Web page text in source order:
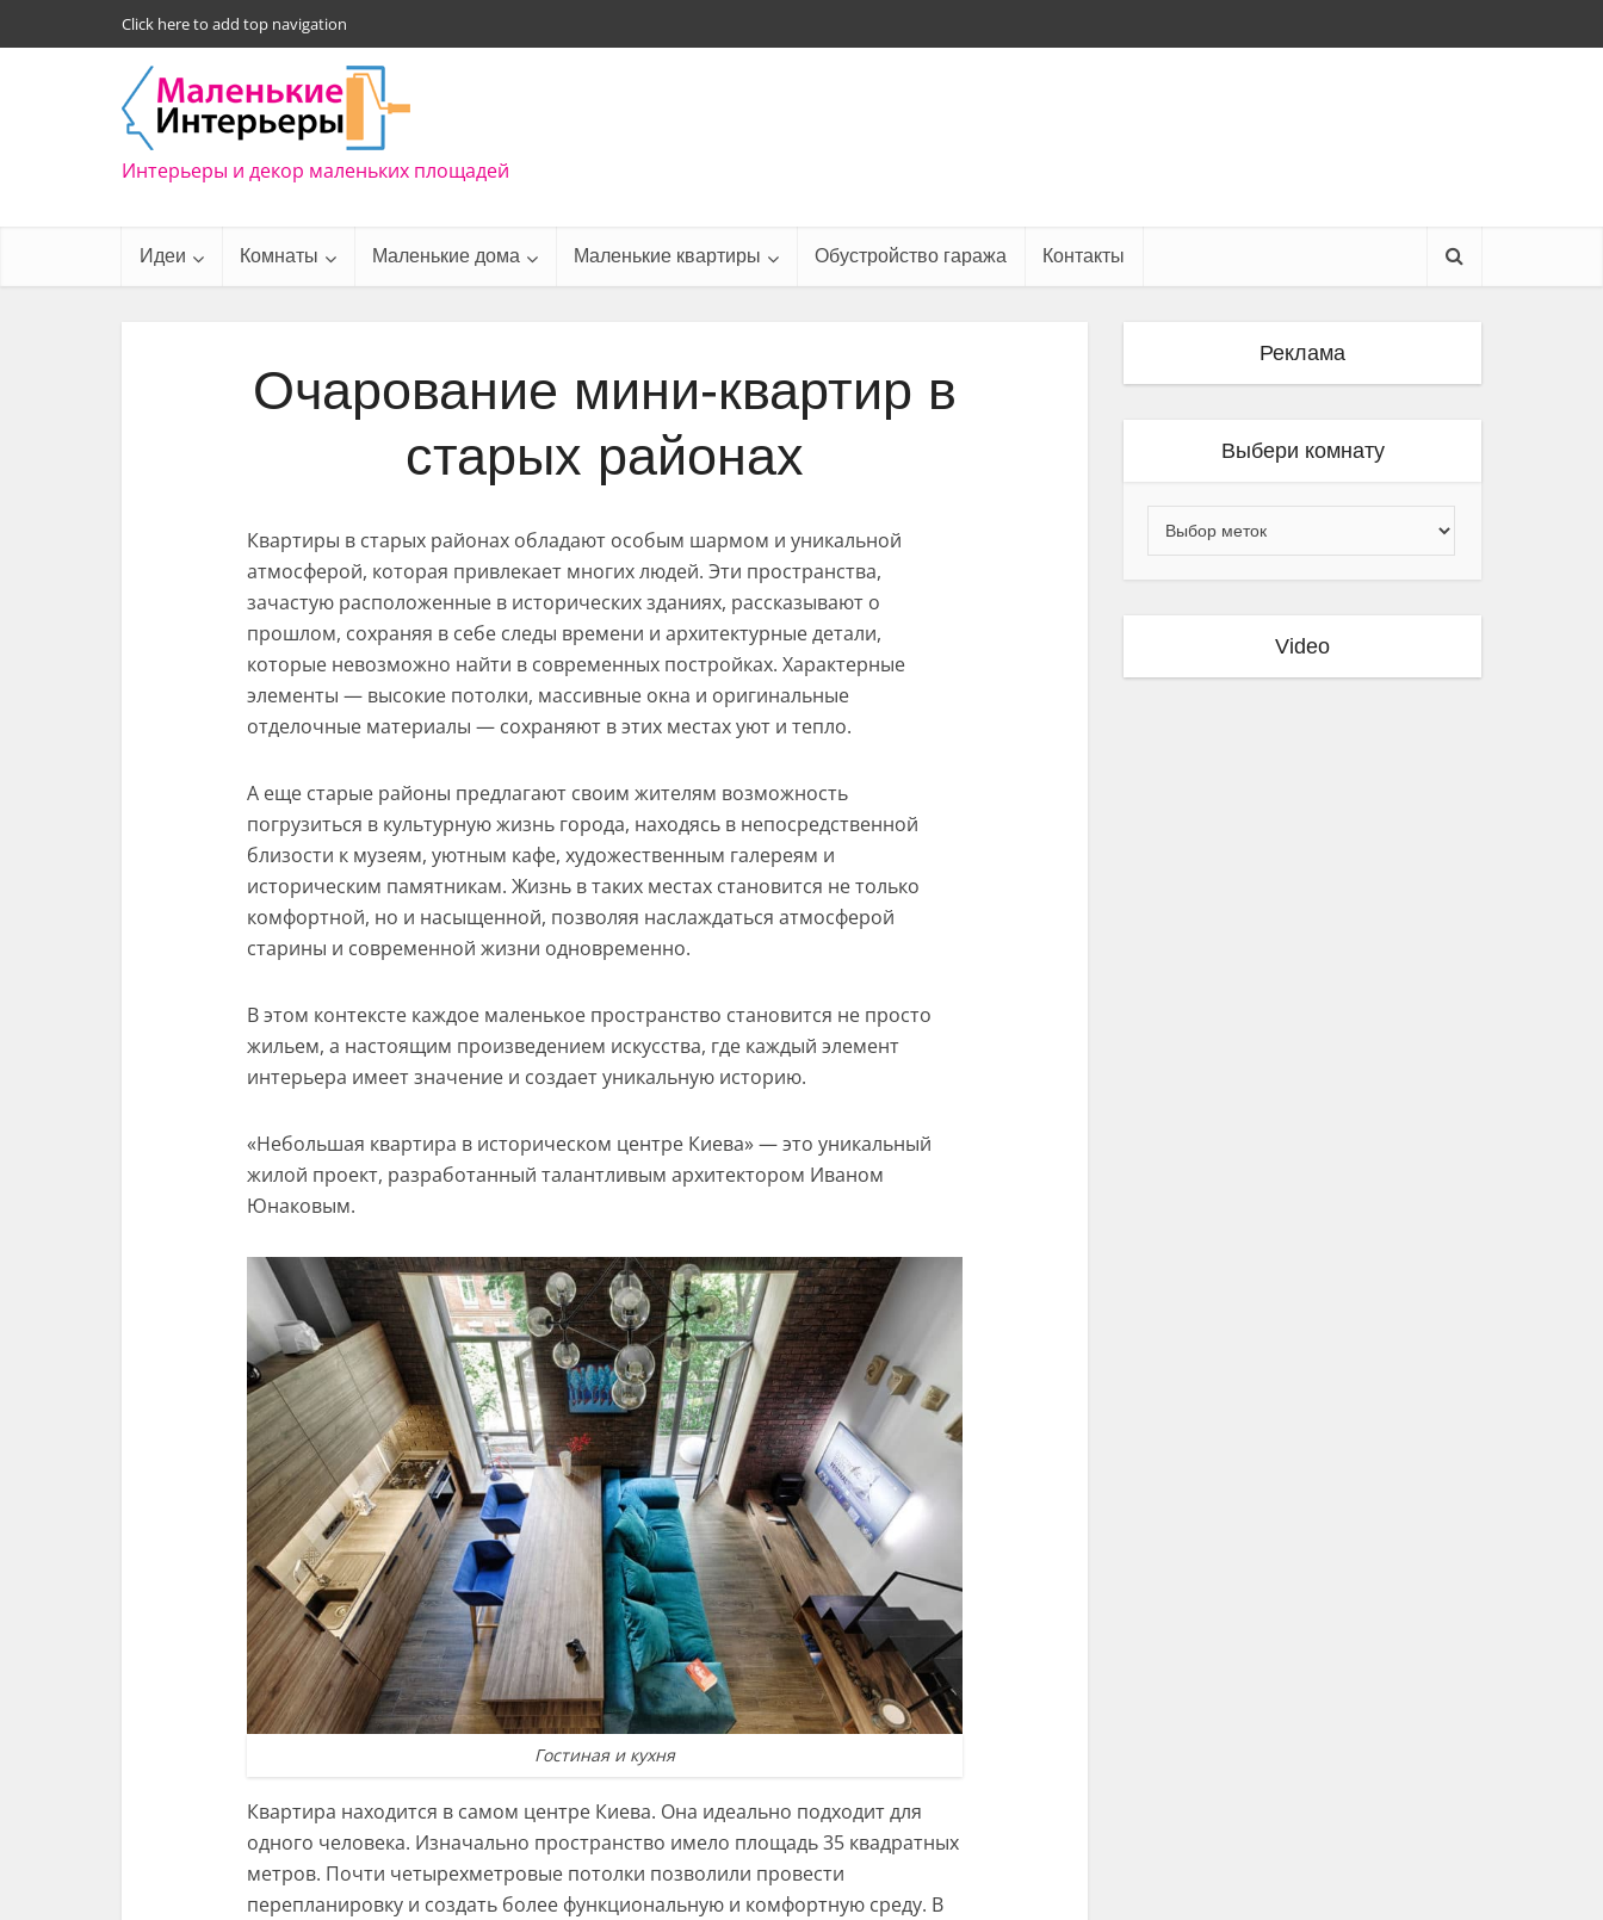
Click here to add top navigation
Интерьеры и декор маленьких площадей
Идеи Комнаты Маленькие дома Маленькие квартиры Обустройство гаража Контакты
Очарование мини-квартир в
старых районах
Квартиры в старых районах обладают особым шармом и уникальной
атмосферой, которая привлекает многих людей. Эти пространства,
зачастую расположенные в исторических зданиях, рассказывают о
прошлом, сохраняя в себе следы времени и архитектурные детали,
которые невозможно найти в современных постройках. Характерные
элементы — высокие потолки, массивные окна и оригинальные
отделочные материалы — сохраняют в этих местах уют и тепло.
А еще старые районы предлагают своим жителям возможность
погрузиться в культурную жизнь города, находясь в непосредственной
близости к музеям, уютным кафе, художественным галереям и
историческим памятникам. Жизнь в таких местах становится не только
комфортной, но и насыщенной, позволяя наслаждаться атмосферой
старины и современной жизни одновременно.
В этом контексте каждое маленькое пространство становится не просто
жильем, а настоящим произведением искусства, где каждый элемент
интерьера имеет значение и создает уникальную историю.
«Небольшая квартира в историческом центре Киева» — это уникальный
жилой проект, разработанный талантливым архитектором Иваном
Юнаковым.
Гостиная и кухня
Квартира находится в самом центре Киева. Она идеально подходит для
одного человека. Изначально пространство имело площадь 35 квадратных
метров. Почти четырехметровые потолки позволили провести
перепланировку и создать более функциональную и комфортную среду. В
Реклама
Выбери комнату
Video